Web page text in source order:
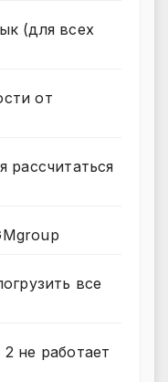
(для всех
от
рассчитаться
все
не работает